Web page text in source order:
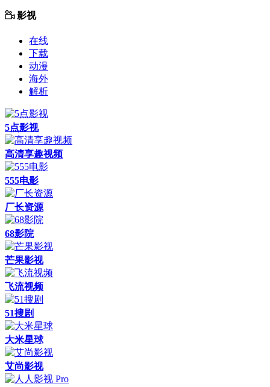
影视
在线
下载
动漫
海外
解析
5点影视
高清享趣视频
555电影
厂长资源
68影院
芒果影视
飞流视频
51搜剧
大米星球
艾尚影视